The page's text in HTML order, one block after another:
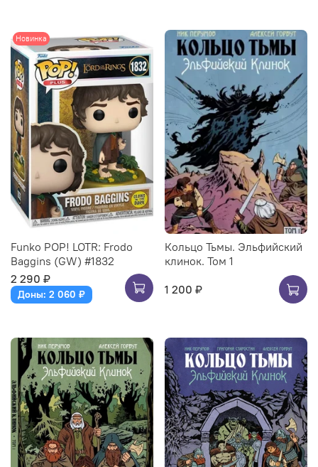
Новинка
Funko POP! LOTR: Frodo
Baggins (GW) #1832
2 290 ₽
Доны: 2 060 ₽
Кольцо Тьмы. Эльфийский
клинок. Том 1
1 200 ₽